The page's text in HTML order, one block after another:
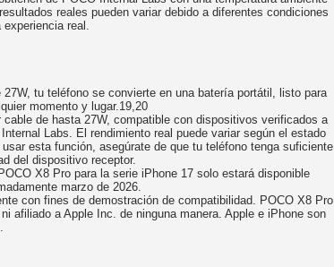
reales pueden variar debido a diferentes condiciones
real.
tu teléfono se convierte en una batería portátil, listo para
momento y lugar.19,20
de hasta 27W, compatible con dispositivos verificados a
Labs. El rendimiento real puede variar según el estado
esta función, asegúrate de que tu teléfono tenga suficiente
del dispositivo receptor.
X8 Pro para la serie iPhone 17 solo estará disponible
marzo de 2026.
con fines de demostración de compatibilidad. POCO X8 Pro
afiliado a Apple Inc. de ninguna manera. Apple e iPhone son